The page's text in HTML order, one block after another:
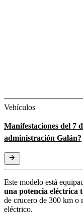
Vehículos
Manifestaciones del 7
administración Galán?
Este modelo está
una potencia eléctrica
de crucero de 300 km o
eléctrico.